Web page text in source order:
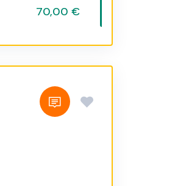
70,00 €